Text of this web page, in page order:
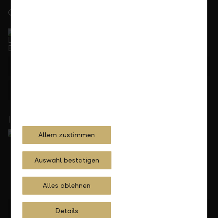
Gerne für Sie da
In Ihrer Nähe
Standorte finden
Allem zustimmen
Auswahl bestätigen
Alles ablehnen
Details